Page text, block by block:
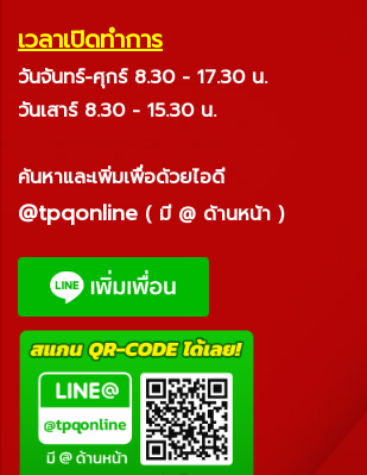
เวลาเปิดทำการ
วันจันทร์-ศุกร์ 8.30 - 17.30 น.
วันเสาร์ 8.30 - 15.30 น.
ค้นหาและเพิ่มเพื่อด้วยไอดี
@tpqonline ( มี @ ด้านหน้า )